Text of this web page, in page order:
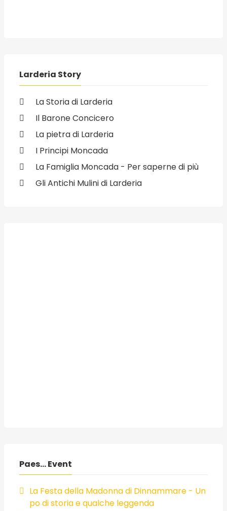
Larderia Story
La Storia di Larderia
Il Barone Concicero
La pietra di Larderia
I Principi Moncada
La Famiglia Moncada - Per saperne di più
Gli Antichi Mulini di Larderia
Paes... Event
La Festa della Madonna di Dinnammare - Un
po di storia e qualche leggenda